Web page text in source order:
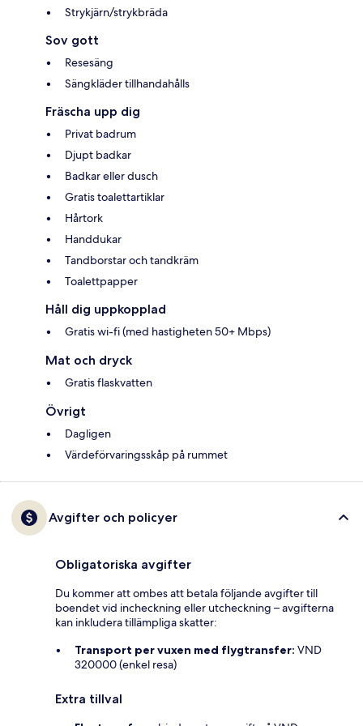
Strykjärn/strykbräda
Sov gott
Resesäng
Sängkläder tillhandahålls
Fräscha upp dig
Privat badrum
Djupt badkar
Badkar eller dusch
Gratis toalettartiklar
Hårtork
Handdukar
Tandborstar och tandkräm
Toalettpapper
Håll dig uppkopplad
Gratis wi-fi (med hastigheten 50+ Mbps)
Mat och dryck
Gratis flaskvatten
Övrigt
Dagligen
Värdeförvaringsskåp på rummet
Avgifter och policyer
Obligatoriska avgifter
Du kommer att ombes att betala följande avgifter till
boendet vid incheckning eller utcheckning – avgifterna
kan inkludera tillämpliga skatter:
Transport per vuxen med flygtransfer: VND
320000 (enkel resa)
Extra tillval